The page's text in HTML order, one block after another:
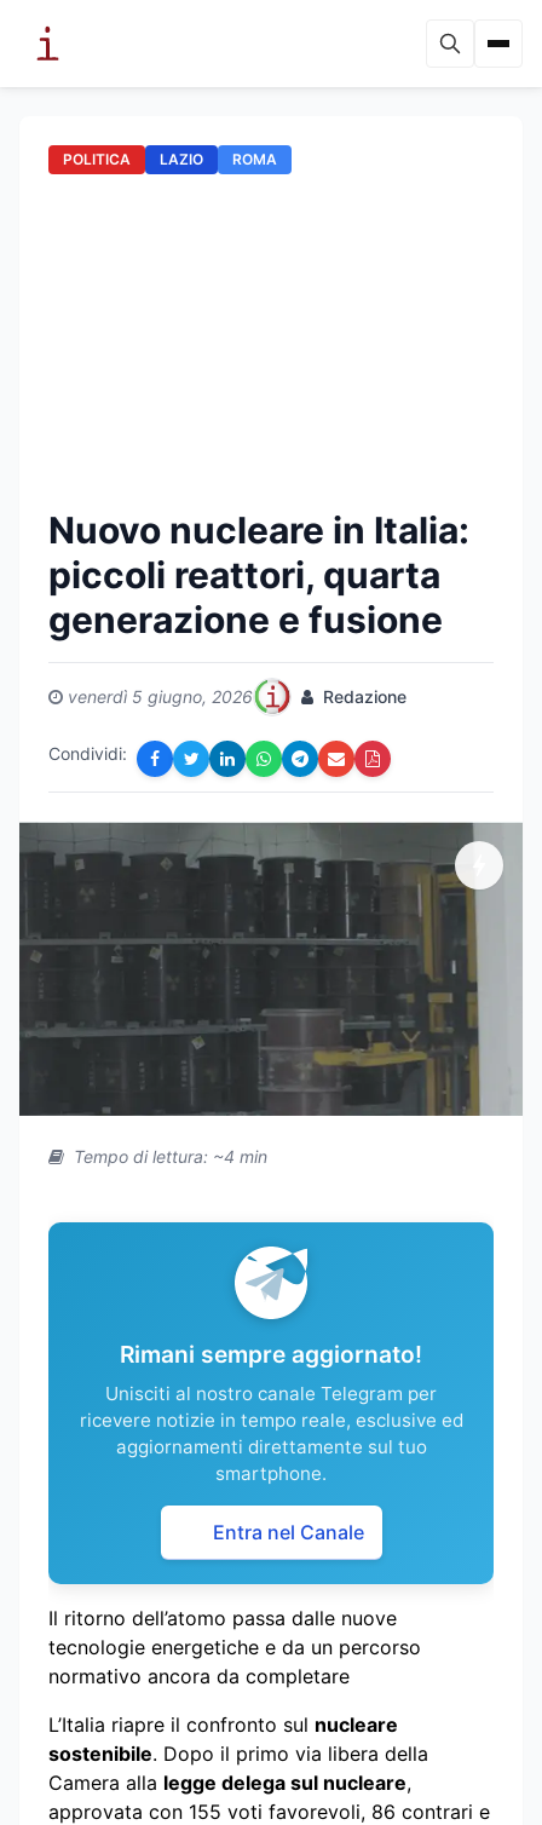
POLITICA LAZIO ROMA
Nuovo nucleare in Italia:
piccoli reattori, quarta
generazione e fusione
venerdì 5 giugno, 2026 Redazione
Condividi:
Tempo di lettura: ~4 min
Rimani sempre aggiornato!
Unisciti al nostro canale Telegram per
ricevere notizie in tempo reale, esclusive ed
aggiornamenti direttamente sul tuo
smartphone.
Entra nel Canale
Il ritorno dell’atomo passa dalle nuove
tecnologie energetiche e da un percorso
normativo ancora da completare
L’Italia riapre il confronto sul nucleare
sostenibile. Dopo il primo via libera della
Camera alla legge delega sul nucleare,
approvata con 155 voti favorevoli, 86 contrari e